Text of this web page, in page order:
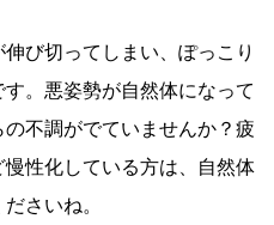
び切ってしまい、ぽっこり
。悪姿勢が自然体になって
不調がでていませんか？疲
性化している方は、自然体
さいね。